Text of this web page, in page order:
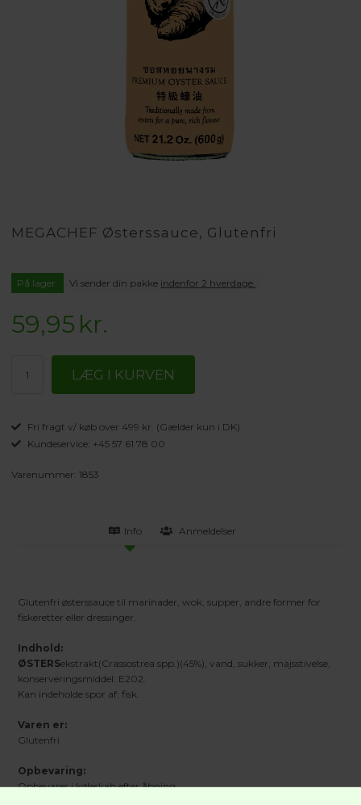
MEGACHEF Østerssauce, Glutenfri
På lager Vi sender din pakke indenfor 2 hverdage.
59,95 kr.
Fri fragt v/ køb over 499 kr. (Gælder kun i DK)
Kundeservice: +45 57 61 78 00
Varenummer:1853
Info Anmeldelser
Glutenfri østerssauce til marinader, wok, supper, andre former for
fiskeretter eller dressinger.
Indhold:
ØSTERSekstrakt(Crassostrea spp.)(45%), vand, sukker, majsstivelse,
konserveringsmiddel: E202.
Kan indeholde spor af: fisk.
Varen er:
Glutenfri
Opbevaring:
Opbevares i køleskab efter åbning.